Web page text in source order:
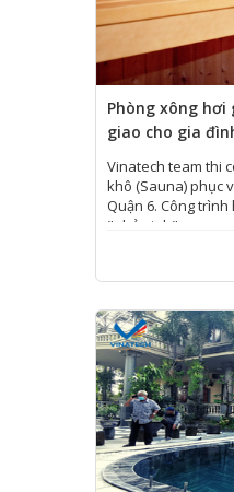
GẠCH
Phòng xông
giao cho gia
Vinatech team thi
khô (Sauna) phục
Quận 6. Công
"nhỏ xinh"...